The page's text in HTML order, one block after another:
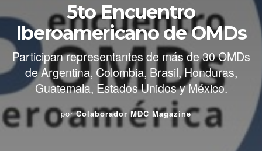
5to Encuentro
Iberoamericano de OMDs
Participan representantes de más de 30 OMDs
de Argentina, Colombia, Brasil, Honduras,
Guatemala, Estados Unidos y México.
por Colaborador MDC Magazine